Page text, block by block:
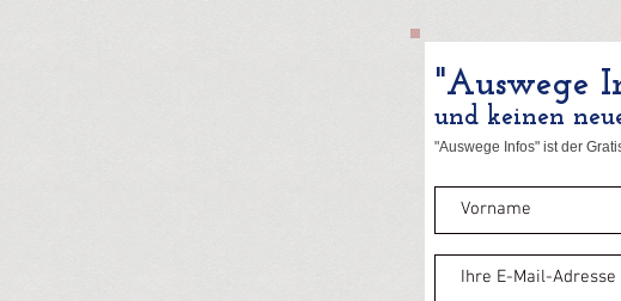
"Auswege
und keinen
"Auswege Infos" ist der